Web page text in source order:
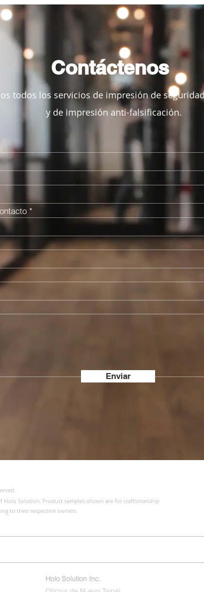
Contáctenos
todos los servicios de impresión de
y de impresión anti-falsificación.
Enviar
Solution. Product samples shown are for craftsmanship
to their respective owners.
Holo Solution Inc.